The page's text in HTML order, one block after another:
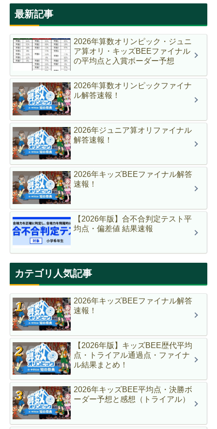
最新記事
2026年算数オリンピック・ジュニ
ア算オリ・キッズBEEファイナル
の平均点と入賞ボーダー予想
2026年算数オリンピックファイナ
ル解答速報！
2026年ジュニア算オリファイナル
解答速報！
2026年キッズBEEファイナル解答
速報！
【2026年版】合不合判定テスト平
均点・偏差値 結果速報
カテゴリ人気記事
2026年キッズBEEファイナル解答
速報！
【2026年版】キッズBEE歴代平均
点・トライアル通過点・ファイナ
ル結果まとめ！
2026年キッズBEE平均点・決勝ボ
ーダー予想と感想（トライアル）